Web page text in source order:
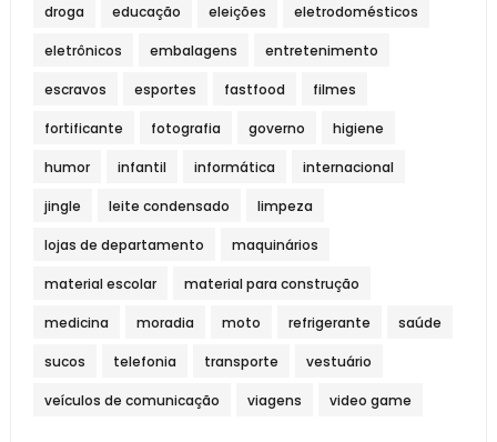
droga educação eleições eletrodomésticos
eletrônicos embalagens entretenimento
escravos esportes fastfood filmes
fortificante fotografia governo higiene
humor infantil informática internacional
jingle leite condensado limpeza
lojas de departamento maquinários
material escolar material para construção
medicina moradia moto refrigerante saúde
sucos telefonia transporte vestuário
veículos de comunicação viagens video game